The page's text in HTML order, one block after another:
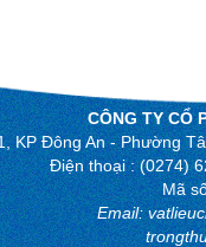
CÔNG TY CỔ
KP Đông An - Phường
Điện thoại : (0274)
Mã
Email: